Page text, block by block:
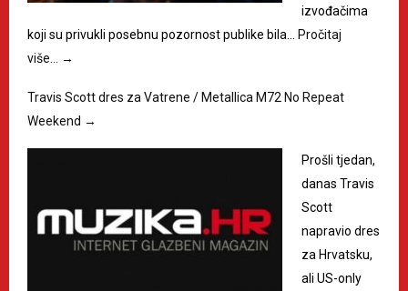
izvođačima
koji su privukli posebnu pozornost publike bila…
Pročitaj
više…
→
Travis Scott dres za Vatrene / Metallica M72 No Repeat
Weekend →
Prošli tjedan,
danas Travis
Scott
napravio dres
za Hrvatsku,
ali US-only